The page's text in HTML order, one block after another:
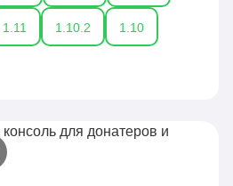
1.11 1.10.2 1.10